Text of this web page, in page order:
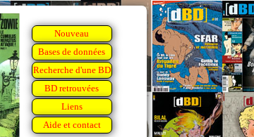
Nouveau
Bases de données
Recherche d'une BD
BD retrouvées
Liens
Aide et contact